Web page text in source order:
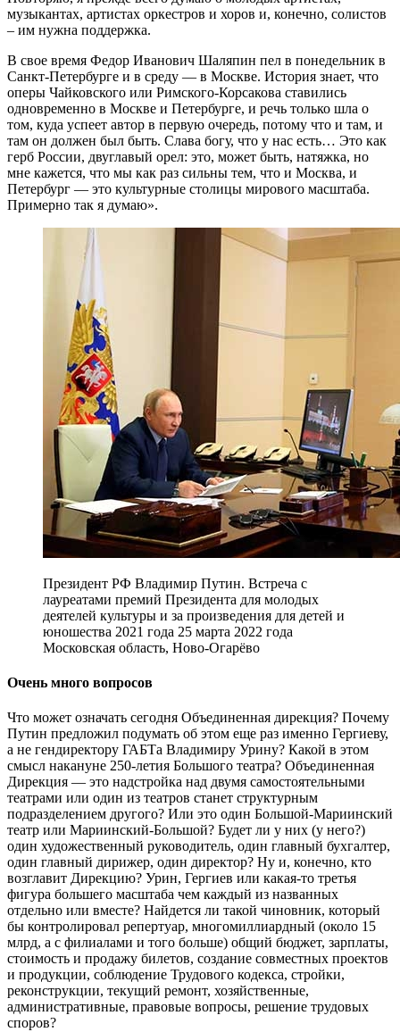
музыкантах, артистах оркестров и хоров и, конечно, солистов
– им нужна поддержка.
В свое время Федор Иванович Шаляпин пел в понедельник в
Санкт-Петербурге и в среду — в Москве. История знает, что
оперы Чайковского или Римского-Корсакова ставились
одновременно в Москве и Петербурге, и речь только шла о
том, куда успеет автор в первую очередь, потому что и там, и
там он должен был быть. Слава богу, что у нас есть… Это как
герб России, двуглавый орел: это, может быть, натяжка, но
мне кажется, что мы как раз сильны тем, что и Москва, и
Петербург — это культурные столицы мирового масштаба.
Примерно так я думаю».
Президент РФ Владимир Путин. Встреча с
лауреатами премий Президента для молодых
деятелей культуры и за произведения для детей и
юношества 2021 года 25 марта 2022 года
Московская область, Ново-Огарёво
Очень много вопросов
Что может означать сегодня Объединенная дирекция? Почему
Путин предложил подумать об этом еще раз именно Гергиеву,
а не гендиректору ГАБТа Владимиру Урину? Какой в этом
смысл накануне 250-летия Большого театра? Объединенная
Дирекция — это надстройка над двумя самостоятельными
театрами или один из театров станет структурным
подразделением другого? Или это один Большой-Мариинский
театр или Мариинский-Большой? Будет ли у них (у него?)
один художественный руководитель, один главный бухгалтер,
один главный дирижер, один директор? Ну и, конечно, кто
возглавит Дирекцию? Урин, Гергиев или какая-то третья
фигура большего масштаба чем каждый из названных
отдельно или вместе? Найдется ли такой чиновник, который
бы контролировал репертуар, многомиллиардный (около 15
млрд, а с филиалами и того больше) общий бюджет, зарплаты,
стоимость и продажу билетов, создание совместных проектов
и продукции, соблюдение Трудового кодекса, стройки,
реконструкции, текущий ремонт, хозяйственные,
административные, правовые вопросы, решение трудовых
споров?